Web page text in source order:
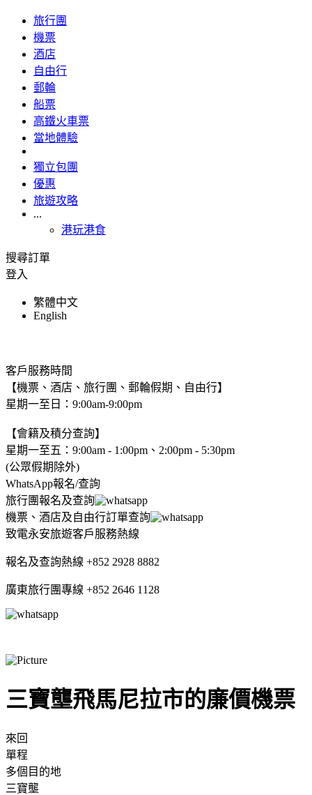
旅行團
機票
酒店
自由行
郵輪
船票
高鐵火車票
當地體驗
獨立包團
優惠
旅遊攻略
...
港玩港食
搜尋訂單
登入
繁體中文
English
客戶服務時間
【機票、酒店、旅行團、郵輪假期、自由行】
星期一至日：9:00am-9:00pm
【會籍及積分查詢】
星期一至五：9:00am - 1:00pm、2:00pm - 5:30pm
(公眾假期除外)
WhatsApp報名/查詢
旅行團報名及查詢
機票、酒店及自由行訂單查詢
致電永安旅遊客戶服務熱線
報名及查詢熱線 +852 2928 8882
廣東旅行團專線 +852 2646 1128
三寶壟飛馬尼拉市的廉價機票
來回
單程
多個目的地
三寶壟